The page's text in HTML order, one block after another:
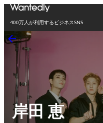
400万人が利用するビジネスSNS
岸田 恵